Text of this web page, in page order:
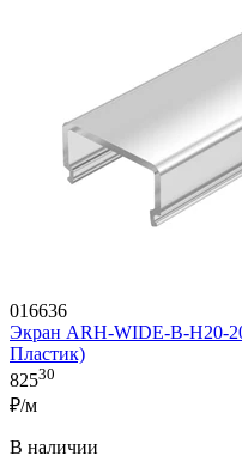
016636
Экран ARH-WIDE-B-H20-
Пластик)
82530
₽/м
В наличии